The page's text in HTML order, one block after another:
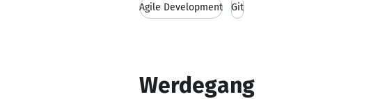
Agile Development Git
Werdegang